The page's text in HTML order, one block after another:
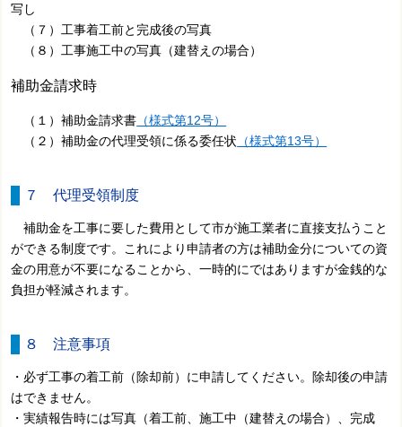
写し
（７）工事着工前と完成後の写真
（８）工事施工中の写真（建替えの場合）
補助金請求時
（１）補助金請求書 （様式第12号）
（２）補助金の代理受領に係る委任状 （様式第13号）
７ 代理受領制度
補助金を工事に要した費用として市が施工業者に直接支払うこと
ができる制度です。これにより申請者の方は補助金分についての資
金の用意が不要になることから、一時的にではありますが金銭的な
負担が軽減されます。
８ 注意事項
・必ず工事の着工前（除却前）に申請してください。除却後の申請
はできません。
・実績報告時には写真（着工前、施工中（建替えの場合）、完成